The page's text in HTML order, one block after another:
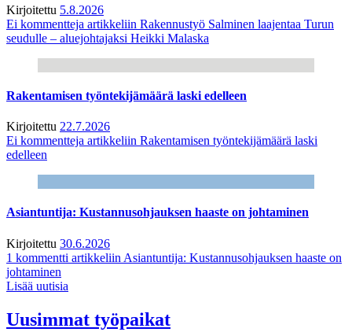
Kirjoitettu 5.8.2026
Ei kommentteja artikkeliin Rakennustyö Salminen laajentaa Turun
seudulle – aluejohtajaksi Heikki Malaska
Rakentamisen työntekijämäärä laski edelleen
Kirjoitettu 22.7.2026
Ei kommentteja artikkeliin Rakentamisen työntekijämäärä laski
edelleen
Asiantuntija: Kustannusohjauksen haaste on johtaminen
Kirjoitettu 30.6.2026
1 kommentti artikkeliin Asiantuntija: Kustannusohjauksen haaste on
johtaminen
Lisää uutisia
Uusimmat työpaikat